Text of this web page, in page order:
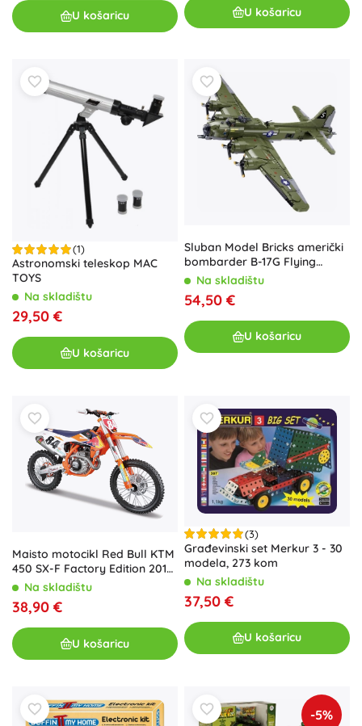
U košaricu U košaricu
(1)
Astronomski teleskop MAC
TOYS
Na skladištu
29,50 €
U košaricu
Sluban Model Bricks američki
bombarder B-17G Flying
Fortress 1:44
Na skladištu
54,50 €
U košaricu
Maisto motocikl Red Bull KTM
450 SX-F Factory Edition 2018
Jeffrey Herlings #84 1:6
Na skladištu
38,90 €
U košaricu
(3)
Građevinski set Merkur 3 - 30
modela, 273 kom
Na skladištu
37,50 €
U košaricu
-5%